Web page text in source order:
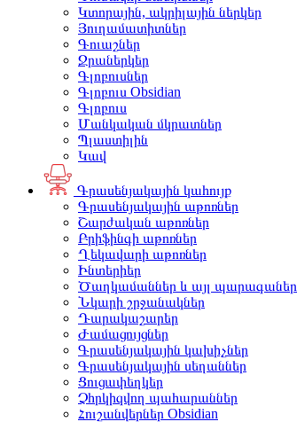
Կտորային, ակրիլային ներկեր
Յուղամատիտներ
Գուաշներ
Ջրաներկեր
Գլոբուսներ
Գլոբուս Obsidian
Գլոբուս
Մանկական մկրատներ
Պլաստիլին
Կավ
Գրասենյակային կահույք
Գրասենյակային աթոռներ
Շարժական աթոռներ
Բրիֆինգի աթոռներ
Ղեկավարի աթոռներ
Ինտերիեր
Ծաղկամաններ և այլ պարագաներ
Նկարի շրջանակներ
Դարակաշարեր
Ժամացույցներ
Գրասենյակային կախիչներ
Գրասենյակային սեղաններ
Ցուցափեղկեր
Չհրկիզվող պահարաններ
Հուշանվերներ Obsidian